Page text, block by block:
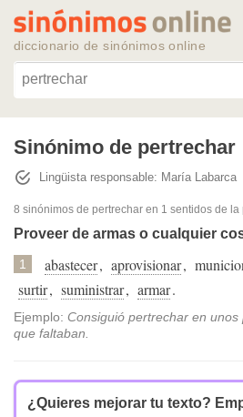
diccionario de sinónimos online
Reescribir
Sinónimos
Temas
Temas
Sinónimo de pertrechar
Lingüista responsable: María Labarca
8 sinónimos de pertrechar en 1 sentidos de la
Proveer de armas o cualquier
1 abastecer, aprovisionar,
surtir, suministrar, armar.
Ejemplo: Consiguió pertrechar en
que faltaban.
¿Quieres mejorar tu texto?